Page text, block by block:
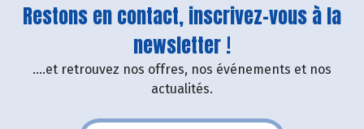
Restons en contact, inscrivez-vous à la
newsletter !
....et retrouvez nos offres, nos événements et nos
actualités.